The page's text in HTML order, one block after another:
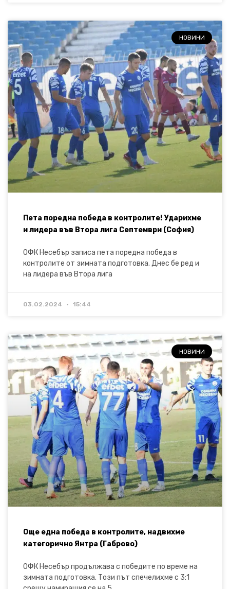
НОВИНИ
Пета поредна победа в контролите! Ударихме
и лидера във Втора лига Септември (София)
ОФК Несебър записа пета поредна победа в
контролите от зимната подготовка. Днес бе ред и
на лидера във Втора лига
03.02.2024 15:44
НОВИНИ
Още една победа в контролите, надвихме
категорично Янтра (Габрово)
ОФК Несебър продължава с победите по време на
зимната подготовка. Този път спечелихме с 3:1